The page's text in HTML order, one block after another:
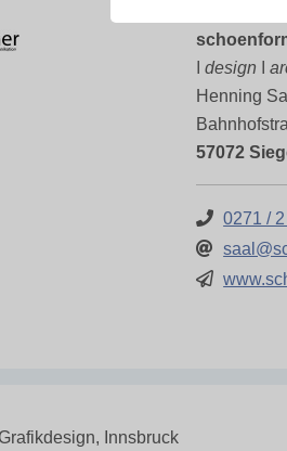
ǀ design ǀ
Henning
57072
0271 /
Innsbruck